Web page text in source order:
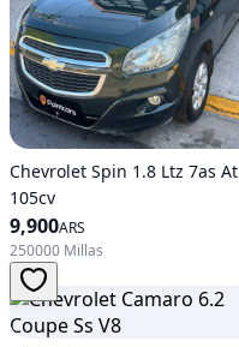
Chevrolet Spin 1.8 Ltz 7as At
105cv
9,900ARS
250000 Millas